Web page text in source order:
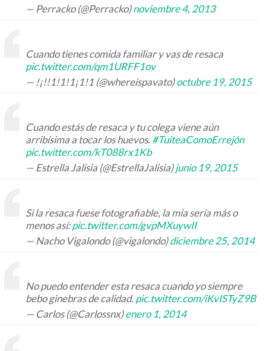
— Perracko (@Perracko)noviembre 4, 2013
Cuando tienes comida familiar y vas de resaca
pic.twitter.com/qm1URFF1ov
— !¡!!1!1!1¡1!1 (@whereispavato)octubre 19, 2015
Cuando estás de resaca y tu colega viene aún
arribísima a tocar los huevos. #TuiteaComoErrejón
pic.twitter.com/kT088rx1Kb
— Estrella Jalisia (@EstrellaJalisia)junio 19, 2015
Si la resaca fuese fotografiable, la mía sería más o
menos así:pic.twitter.com/gvpMXuywII
— Nacho Vigalondo (@vigalondo)diciembre 25, 2014
No puedo entender esta resaca cuando yo siempre
bebo ginebras de calidad. pic.twitter.com/iKvISTyZ9B
— Carlos (@Carlossnx)enero 1, 2014